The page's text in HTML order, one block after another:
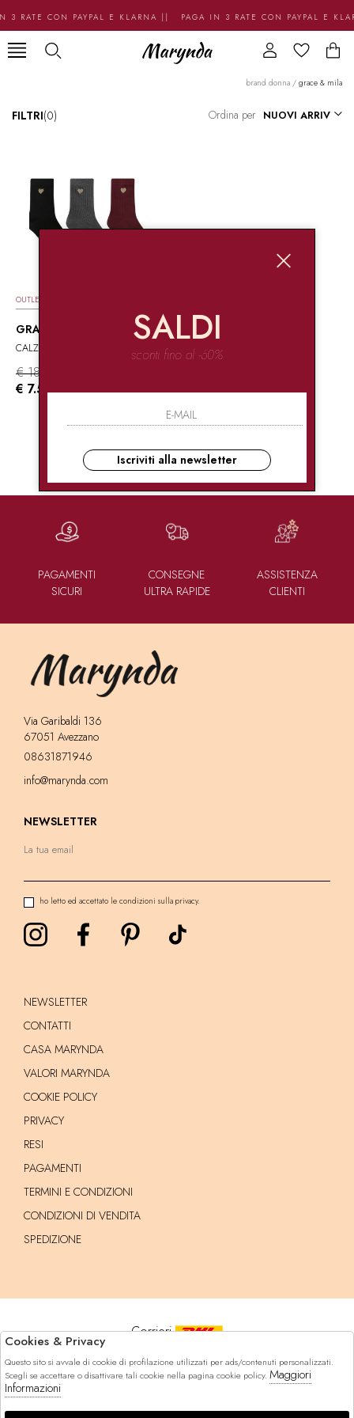
3 RATE CON PAYPAL E KLARNA || PAGA IN 3 RATE CON PAYPAL E
brand donna / grace & mila
FILTRI(0) Ordina per
OUTLET
GRACE & MILA
CALZA GIFTBOX 3PZ
€ 18.00
€ 7.50
1DI 1
PAGAMENTI
SICURI
CONSEGNE
ULTRA RAPIDE
ASSISTENZA
CLIENTI
Via Garibaldi 136
67051 Avezzano
08631871946
info@marynda.com
NEWSLETTER
ho letto ed accettato le condizioni sulla privacy.
NEWSLETTER
CONTATTI
CASA MARYNDA
VALORI MARYNDA
COOKIE POLICY
PRIVACY
RESI
PAGAMENTI
TERMINI E CONDIZIONI
CONDIZIONI DI VENDITA
SPEDIZIONE
Corrieri
Pagamenti
SALDI
sconti fino al -60%
Iscriviti alla newsletter
Cookies & Privacy
Questo sito si avvale di cookie di profilazione utilizzati per ads/contenuti personalizzati.
Scegli se accettare o disattivare tali cookie nella pagina cookie policy. Maggiori
Informazioni